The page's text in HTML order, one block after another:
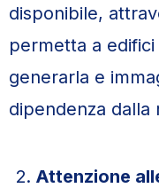
disponibile,
permetta a
generarla e
dipendenza dalla
Attenzione